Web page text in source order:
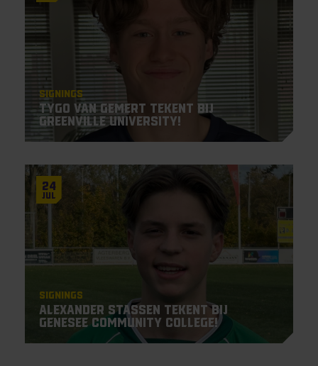
Signings
Tygo van Gemert tekent bij
Greenville University!
24
Jul
Signings
Alexander Stassen tekent bij
Genesee Community College!